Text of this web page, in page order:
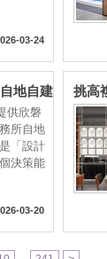
03-24
地自建
宅」
供欣磐
所自地
「設計
決策能
03-20
挑高
風的